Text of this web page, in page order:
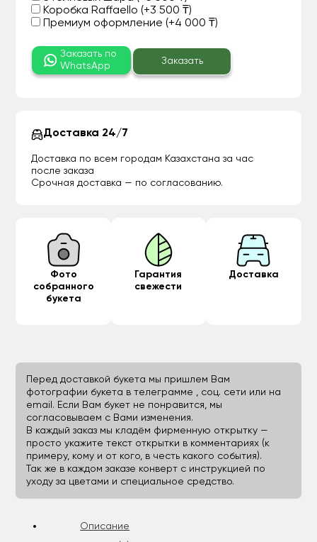
Коробка Raffaello (+3 500 ₸)
Премиум оформление (+4 000 ₸)
Заказать по
WhatsApp
Заказать
Доставка 24/7
Доставка по всем городам Казахстана за час
после заказа
Срочная доставка — по согласованию.
Фото
собранного
букета
Гарантия
свежести
Доставка
Перед доставкой букета мы пришлем Вам
фотографии букета в телеграмме , соц. сети или на
email. Если Вам букет не понравится, мы
согласовываем с Вами изменения.
В каждый заказ мы кладём фирменную открытку —
просто укажите текст открытки в комментариях (к
примеру, кому и от кого, в честь какого события).
Так же в каждом заказе конверт с инструкцией по
уходу за цветами и специальное средство.
Описание